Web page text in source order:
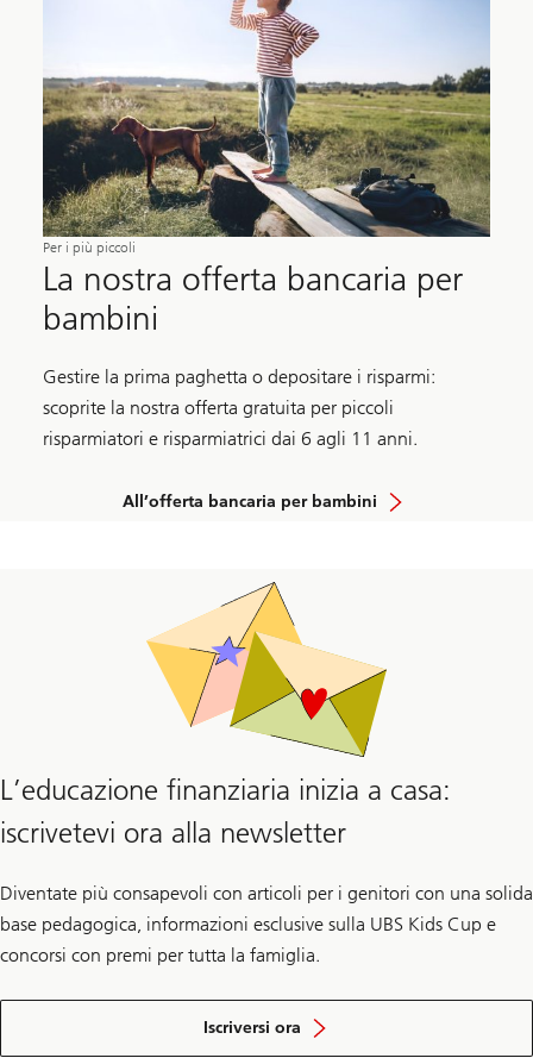
Per i più piccoli
La nostra offerta bancaria per
bambini
Gestire la prima paghetta o depositare i risparmi:
scoprite la nostra offerta gratuita per piccoli
risparmiatori e risparmiatrici dai 6 agli 11 anni.
All’offerta bancaria per bambini
L’educazione finanziaria inizia a casa:
iscrivetevi ora alla newsletter
Diventate più consapevoli con articoli per i genitori con una solida
base pedagogica, informazioni esclusive sulla UBS Kids Cup e
concorsi con premi per tutta la famiglia.
Iscriversi ora
alla